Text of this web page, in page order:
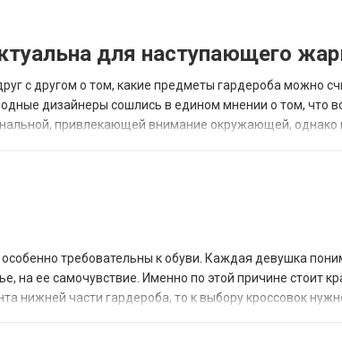
для наступающего
с другом о том, какие предметы гардероба можно
дизайнеры сошлись в едином мнении о том, что
привлекающей внимание окружающей,
требовательны к обуви. Каждая девушка
на ее самочувствие. Именно по этой причине стоит
нижней части гардероба, то к выбору кроссовок